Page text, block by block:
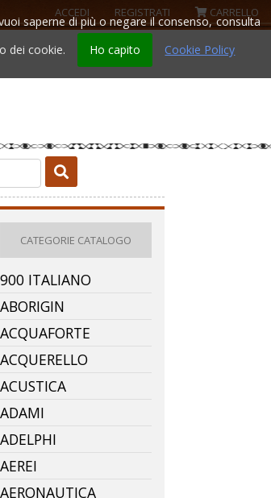
saperne di più o negare il consenso, consulta
dei cookie.
Ho capito Cookie Policy
ACCEDI REGISTRATI CARRELLO
CATEGORIE CATALOGO
900 ITALIANO
ABORIGIN
ACQUAFORTE
ACQUERELLO
ACUSTICA
ADAMI
ADELPHI
AEREI
AERONAUTICA